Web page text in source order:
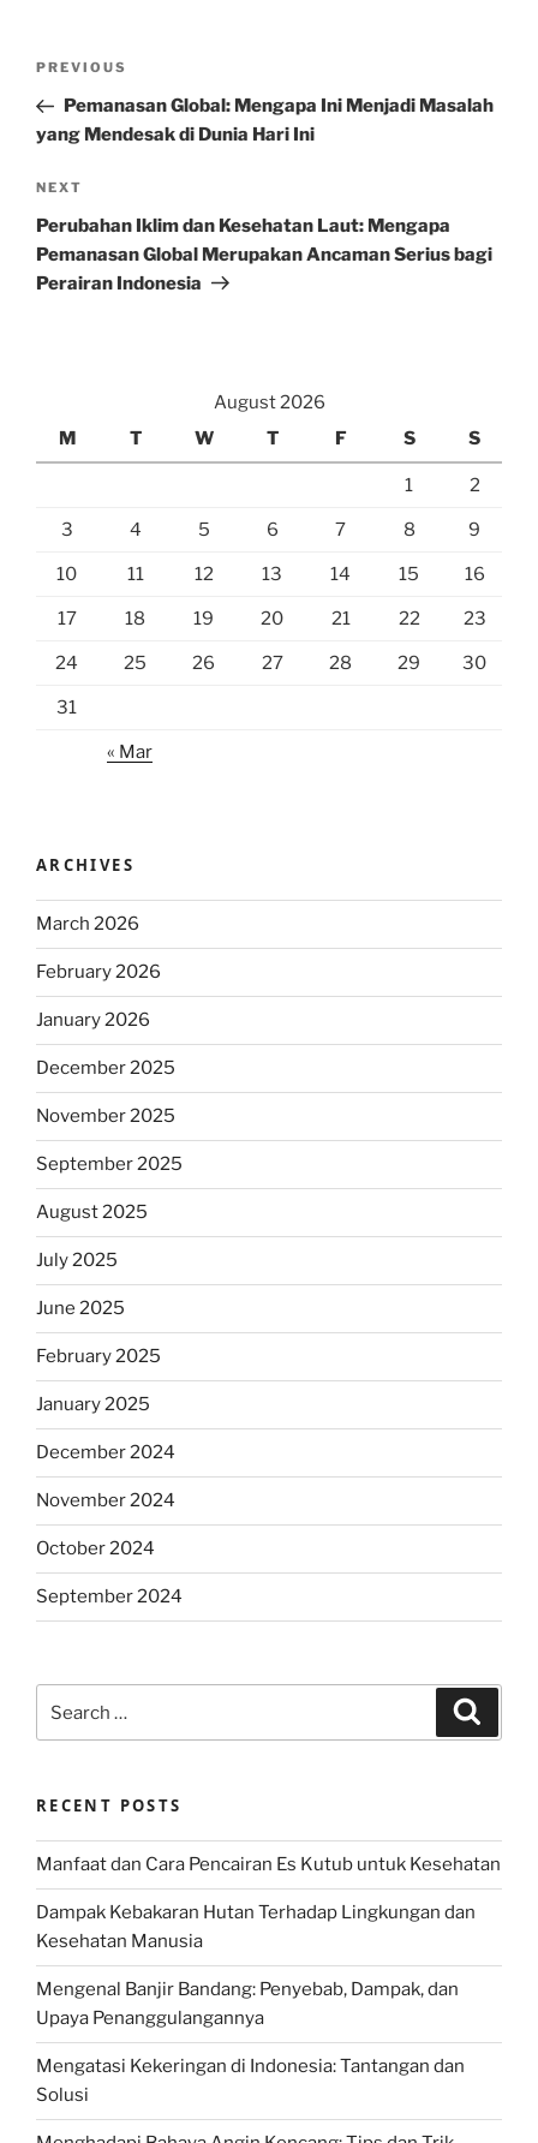
Previous
Post
PREVIOUS
Pemanasan Global: Mengapa Ini Menjadi Masalah
yang Mendesak di Dunia Hari Ini
Next
Post
NEXT
Perubahan Iklim dan Kesehatan Laut: Mengapa
Pemanasan Global Merupakan Ancaman Serius bagi
Perairan Indonesia
August 2026
M
T W T F S S
1 2
3 4 5 6 7 8 9
10 11 12 13 14 15 16
17 18 19 20 21 22 23
24 25 26 27 28 29 30
31
« Mar
ARCHIVES
March 2026
February 2026
January 2026
December 2025
November 2025
September 2025
August 2025
July 2025
June 2025
February 2025
January 2025
December 2024
November 2024
October 2024
September 2024
for:
RECENT POSTS
Manfaat dan Cara Pencairan Es Kutub untuk Kesehatan
Dampak Kebakaran Hutan Terhadap Lingkungan dan
Kesehatan Manusia
Mengenal Banjir Bandang: Penyebab, Dampak, dan
Upaya Penanggulangannya
Mengatasi Kekeringan di Indonesia: Tantangan dan
Solusi